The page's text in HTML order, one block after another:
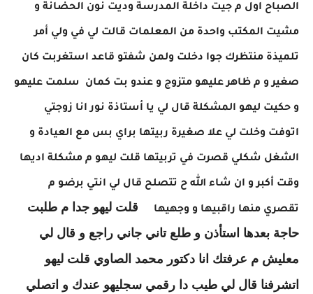
الصباح اول م جيت داخلة المدرسة وديت نون الحضانة و
مشيت المكتب واحدة من المعلمات قالت لي في ولي أمر
تلميذة منتظرك جوا دخلت ولمن شفتو قاعد استغربت كان
صغير و م ظاهر عليهو متزوج و عندو بت كمان سلمت عليهو
و حكيت ليهو المشكلة قال لي يا أستاذة نور انا زوجتي
اتوفت وخلت لي علا صغيرة ربيتها براي بس مع العيادة و
الشغل شكلي قصرت في تربيتها قلت ليهو م مشكلة اديها
وقت أكبر و ان شاء الله ح تتصلح قال لي انتي برضو م
تقصري منها راقبيها و وجهيها
‏​​‏​​‏​​‏​​‏​​‏​​‏​​‏​​‏​​‏​​‏ ‏​​‏​​‏​​‏​​‏​​‏​​‏​​‏​​ قلت ليهو جدا م طلبت
حاجة بعدها استأذن و طلع تاني جاني راجع و قال لي
معليش م عرفتك انا دكتور محمد الصاوي قلت ليهو
اتشرفنا قال لي طيب دا رقمي سجليهو عندك و اتصلي